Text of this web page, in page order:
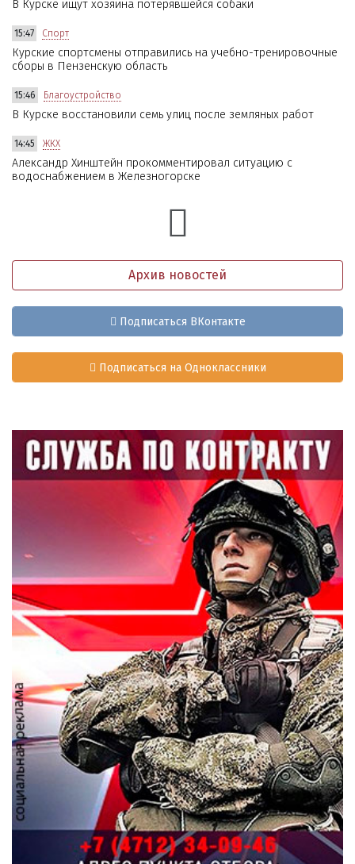
В Курске ищут хозяина потерявшейся собаки
15:47 Спорт
Курские спортсмены отправились на учебно-тренировочные
сборы в Пензенскую область
15:46 Благоустройство
В Курске восстановили семь улиц после земляных работ
14:45 ЖКХ
Александр Хинштейн прокомментировал ситуацию с
водоснабжением в Железногорске
Архив новостей
Подписаться ВКонтакте
Подписаться на Одноклассники